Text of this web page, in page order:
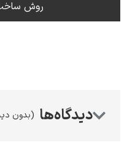
روش ساخت و ارسال
(بدون دیدگاه)